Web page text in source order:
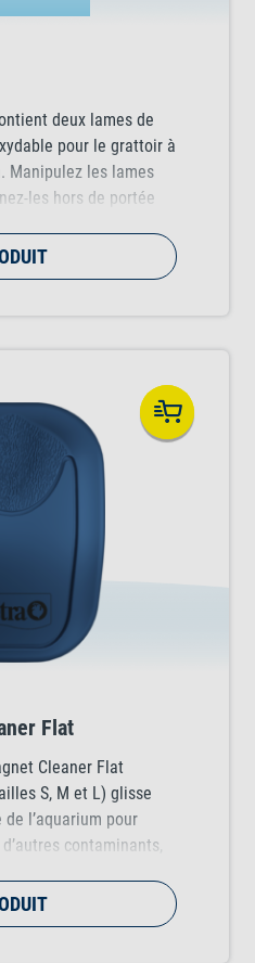
deux lames de
pour le grattoir à
Manipulez les lames
les hors de portée
Flat
Cleaner Flat
S, M et L) glisse
l’aquarium pour
contaminants,
Son design
aux aquariums en